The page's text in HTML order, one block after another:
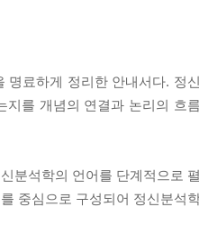
명료하게 정리한 안내서다. 정신
지를 개념의 연결과 논리의 흐름
분석학의 언어를 단계적으로 펼
중심으로 구성되어 정신분석